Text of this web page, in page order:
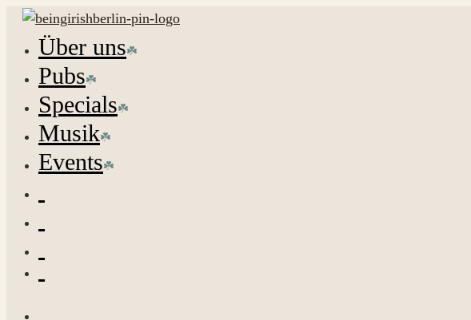
Über uns
Pubs
Specials
Musik
Events